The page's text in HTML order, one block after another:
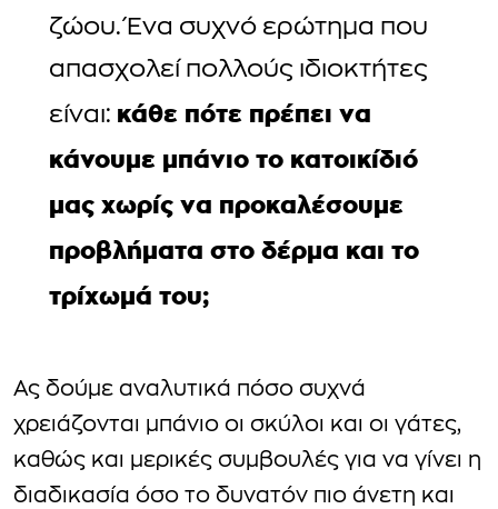
ζώου. Ένα συχνό ερώτημα που
απασχολεί πολλούς ιδιοκτήτες
είναι: κάθε πότε πρέπει να
κάνουμε μπάνιο το κατοικίδιό
μας χωρίς να προκαλέσουμε
προβλήματα στο δέρμα και το
τρίχωμά του;
Ας δούμε αναλυτικά πόσο συχνά
χρειάζονται μπάνιο οι σκύλοι και οι γάτες,
καθώς και μερικές συμβουλές για να γίνει η
διαδικασία όσο το δυνατόν πιο άνετη και